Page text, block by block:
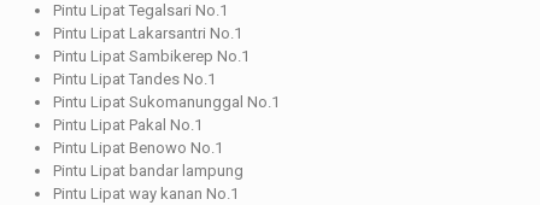
Pintu Lipat Tegalsari No.1
Pintu Lipat Lakarsantri No.1
Pintu Lipat Sambikerep No.1
Pintu Lipat Tandes No.1
Pintu Lipat Sukomanunggal No.1
Pintu Lipat Pakal No.1
Pintu Lipat Benowo No.1
Pintu Lipat bandar lampung
Pintu Lipat way kanan No.1